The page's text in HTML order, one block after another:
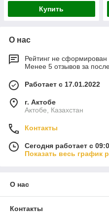
Купить
О нас
Рейтинг не сформирован
Менее 5 отзывов за
Работает с 17.01.2022
г. Актобе
Актобе, Казахстан
Контакты
Сегодня работает с
Показать весь график
О нас
Контакты